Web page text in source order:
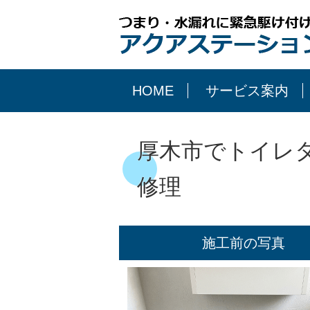
HOME サービス案内
厚木市でトイレ
修理
施工前の写真